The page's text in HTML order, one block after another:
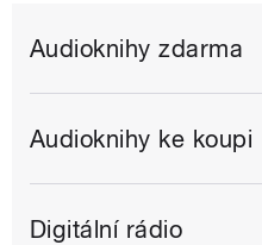
Audioknihy zdarma
Audioknihy ke koupi
Digitální rádio